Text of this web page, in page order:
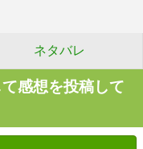
ネタバレ
感想を投稿して